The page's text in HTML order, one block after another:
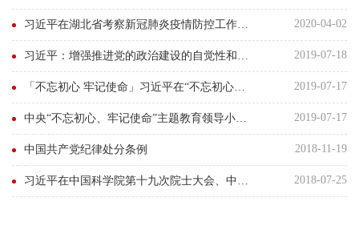
习近平在湖北省考察新冠肺炎疫情防控工作时的讲话 2020-04-02
习近平：增强推进党的政治建设的自觉性和坚定性 2019-07-18
「不忘初心 牢记使命」习近平在“不忘初心、牢记使命”主题教育工作会议上的讲话（全文） 2019-07-17
中央“不忘初心、牢记使命”主题教育领导小组印发《关于认真学习贯彻习近平总书记在中央和国家机关党的建设工作会议上重要讲话的通知》 2019-07-17
中国共产党纪律处分条例 2018-11-19
习近平在中国科学院第十九次院士大会、中国工程院第十四次院士大会上的讲话 2018-07-25